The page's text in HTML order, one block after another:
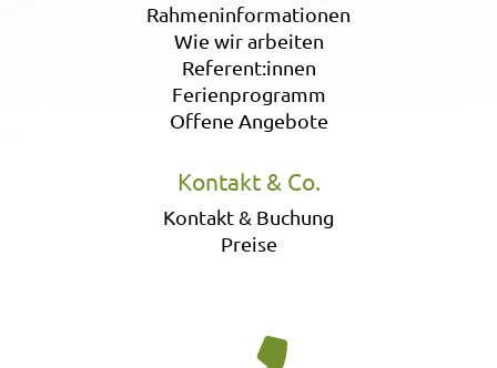
Rahmeninformationen
Wie wir arbeiten
Referent:innen
Ferienprogramm
Offene Angebote
Kontakt & Co.
Kontakt & Buchung
Preise